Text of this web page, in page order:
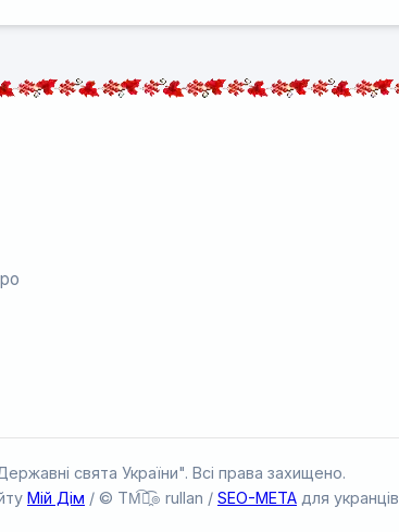
свята України". Всі права захищено.
Мій Дім / © TM͡๏̯͡๏ rullan / SEO-META для укранців